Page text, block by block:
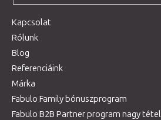
Kapcsolat
Rólunk
Blog
Referenciáink
Márka
Fabulo Family bónuszprogram
Fabulo B2B Partner program nagy